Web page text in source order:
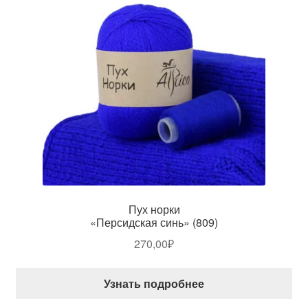
Пух норки
«Персидская синь» (809)
270,00₽
Узнать подробнее